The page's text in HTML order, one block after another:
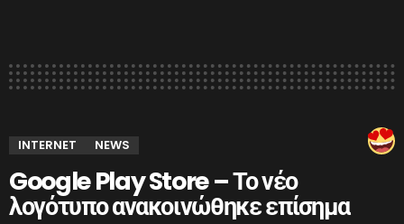
INTERNET NEWS
Google Play Store – Το νέο
λογότυπο ανακοινώθηκε επίσημα